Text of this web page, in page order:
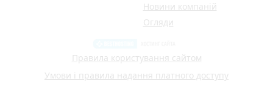
Новини компаній
Огляди
Правила користування сайтом
Умови і правила надання платного доступу